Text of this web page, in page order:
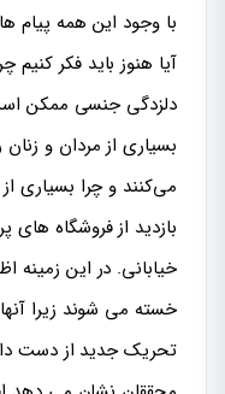
با وجود این همه پیام
آیا هنوز باید فکر کنیم
دلزدگی جنسی ممکن
بسیاری از مردان و زنان
می‌کنند و چرا بسیاری
بازدید از فروشگاه های
خیابانی. در این زمینه
خسته می شوند زیرا
تحریک جدید از دست